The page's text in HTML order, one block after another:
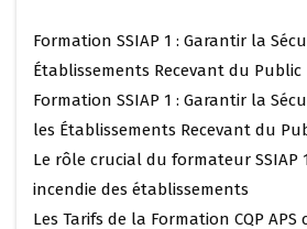
Formation SSIAP 1 : Garantir la
Établissements Recevant du Public
Formation SSIAP 1 : Garantir la
les Établissements Recevant du
Le rôle crucial du formateur SSIAP
incendie des établissements
Les Tarifs de la Formation CQP APS